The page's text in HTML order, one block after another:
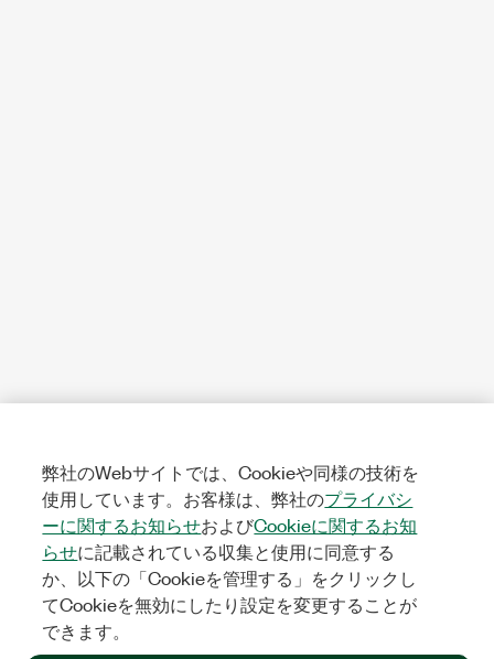
弊社のWebサイトでは、Cookieや同様の技術を
使用しています。お客様は、弊社のプライバシ
ーに関するお知らせおよびCookieに関するお知
らせに記載されている収集と使用に同意する
か、以下の「Cookieを管理する」をクリックし
てCookieを無効にしたり設定を変更することが
できます。